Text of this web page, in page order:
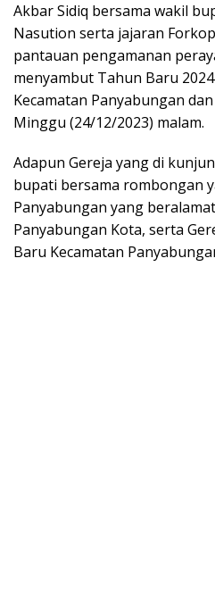
Akbar Sidiq bersama wakil
Nasution serta jajaran
pantauan pengamanan
menyambut Tahun Baru
Kecamatan Panyabungan
Minggu (24/12/2023) malam.
Adapun Gereja yang di
bupati bersama rombongan
Panyabungan yang
Panyabungan Kota, serta
Baru Kecamatan